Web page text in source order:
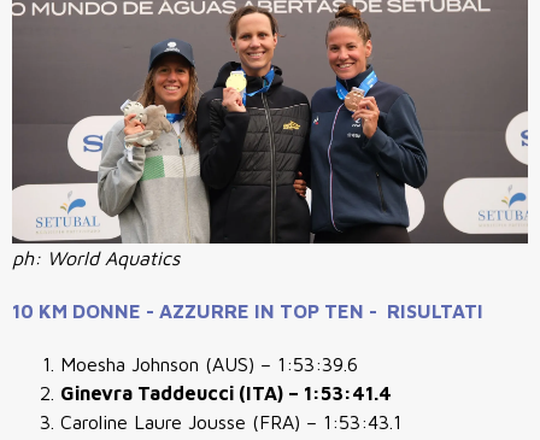
ph: World Aquatics
10 KM DONNE - AZZURRE IN TOP TEN - RISULTATI
Moesha Johnson (AUS) – 1:53:39.6
Ginevra Taddeucci (ITA) – 1:53:41.4
Caroline Laure Jousse (FRA) – 1:53:43.1